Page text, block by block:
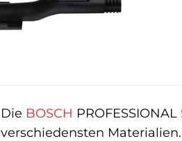
Die BOSCH PROFESSIONAL
verschiedensten